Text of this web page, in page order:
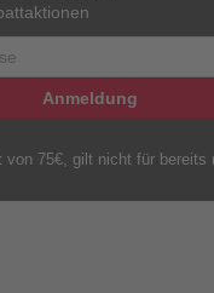
Anmeldung
von 75€, gilt nicht für bereits